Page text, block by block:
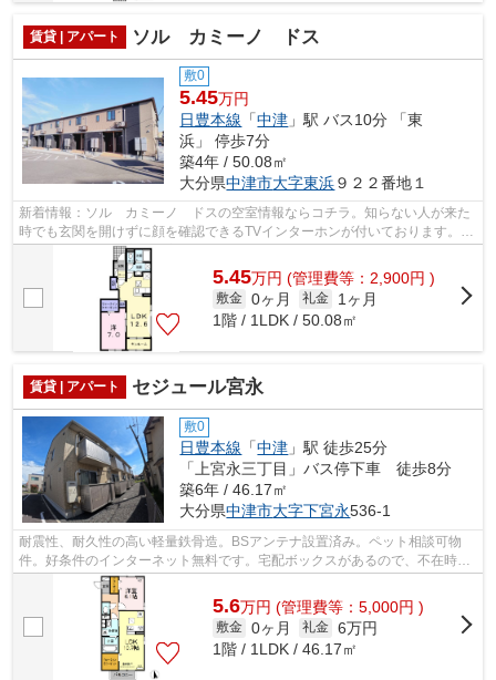
賃貸 | アパート ソル カミーノ ドス
敷0
5.45万円
日豊本線 「中津 」駅 バス10分 「東
浜」 停歩7分
築4年 / 50.08㎡
大分県中津市大字東浜９２２番地１
新着情報：ソル カミーノ ドスの空室情報ならコチラ。知らない人が来た
時でも玄関を開けずに顔を確認できるTVインターホンが付いております。室
内設備は洗面所独立・浴室乾燥機など...
5.45万円 (管理費等：2,900円 )
敷金 0ヶ月 礼金
1ヶ月
1階 / 1LDK / 50.08㎡
賃貸 | アパート セジュール宮永
敷0
日豊本線 「中津 」駅 徒歩25分
「上宮永三丁目」バス停下車 徒歩8分
築6年 / 46.17㎡
大分県中津市大字下宮永536-1
耐震性、耐久性の高い軽量鉄骨造。BSアンテナ設置済み。ペット相談可物
件。好条件のインターネット無料です。宅配ボックスがあるので、不在時で
も安心して荷物を受け取ることができま...
5.6万円 (管理費等：5,000円 )
敷金 0ヶ月 礼金 6万円
1階 / 1LDK / 46.17㎡